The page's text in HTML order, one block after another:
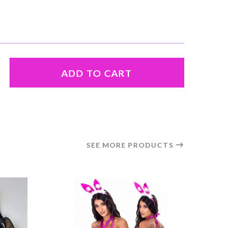
ADD TO CART
SEE MORE PRODUCTS